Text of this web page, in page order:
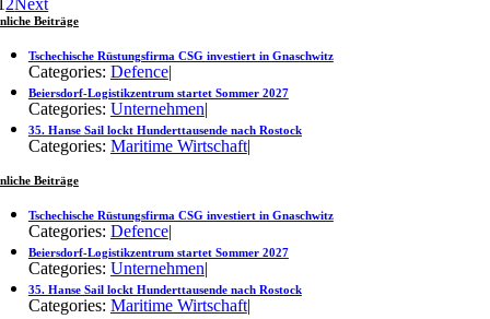
2Next
Beiträge
Tschechische Rüstungsfirma CSG investiert in Gnaschwitz
Categories: Defence|
Beiersdorf-Logistikzentrum startet Sommer 2027
Categories: Unternehmen|
35. Hanse Sail lockt Hunderttausende nach Rostock
Categories: Maritime Wirtschaft|
Beiträge
Tschechische Rüstungsfirma CSG investiert in Gnaschwitz
Categories: Defence|
Beiersdorf-Logistikzentrum startet Sommer 2027
Categories: Unternehmen|
35. Hanse Sail lockt Hunderttausende nach Rostock
Categories: Maritime Wirtschaft|